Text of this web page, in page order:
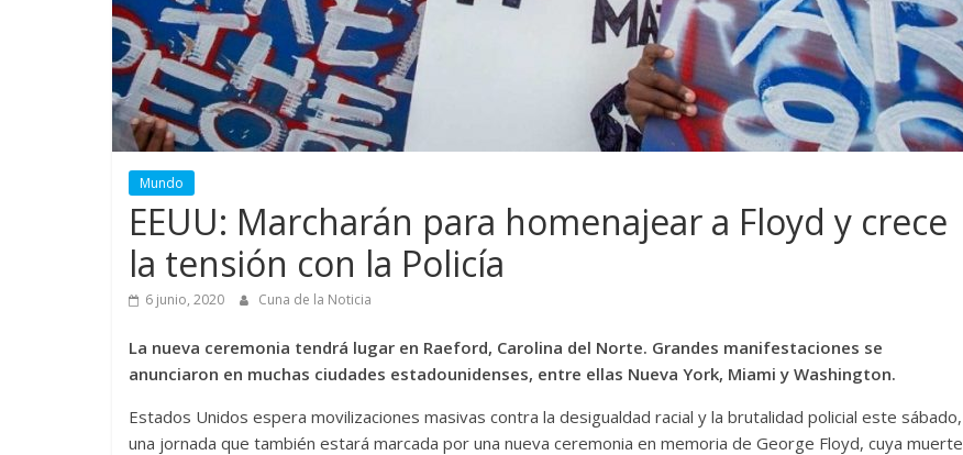
Mundo
EEUU: Marcharán para homenajear a Floyd y crece
la tensión con la Policía
6 junio, 2020 Cuna de la Noticia
La nueva ceremonia tendrá lugar en Raeford, Carolina del Norte. Grandes manifestaciones se
anunciaron en muchas ciudades estadounidenses, entre ellas Nueva York, Miami y Washington.
Estados Unidos espera movilizaciones masivas contra la desigualdad racial y la brutalidad policial este sábado,
una jornada que también estará marcada por una nueva ceremonia en memoria de George Floyd, cuya muerte